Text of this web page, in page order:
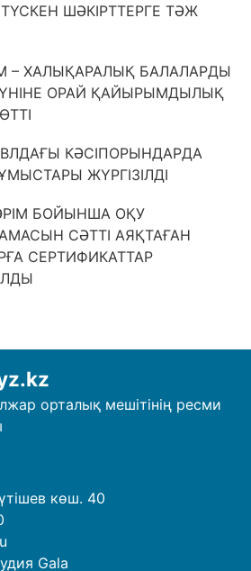
ШӘКІРТТЕРГЕ ТӘЖ
– ХАЛЫҚАРАЛЫҚ БАЛАЛАРДЫ
ОРАЙ ҚАЙЫРЫМДЫЛЫҚ
КӘСІПОРЫНДАРДА
ЖҮРГІЗІЛДІ
БОЙЫНША ОҚУ
СӘТТІ АЯҚТАҒАН
СЕРТИФИКАТТАР
орталық мешітінің ресми
көш. 40
Gala